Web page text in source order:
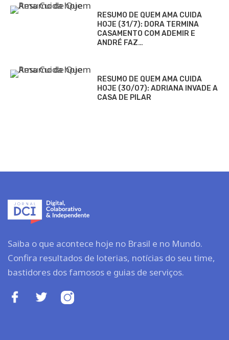
RESUMO DE QUEM AMA CUIDA
HOJE (31/7): DORA TERMINA
CASAMENTO COM ADEMIR E
ANDRÉ FAZ…
RESUMO DE QUEM AMA CUIDA
HOJE (30/07): ADRIANA INVADE A
CASA DE PILAR
Saiba o que acontece hoje no Brasil e no Mundo.
Confira resultados de loterias, notícias do seu time,
bastidores dos famosos e guias de serviços.